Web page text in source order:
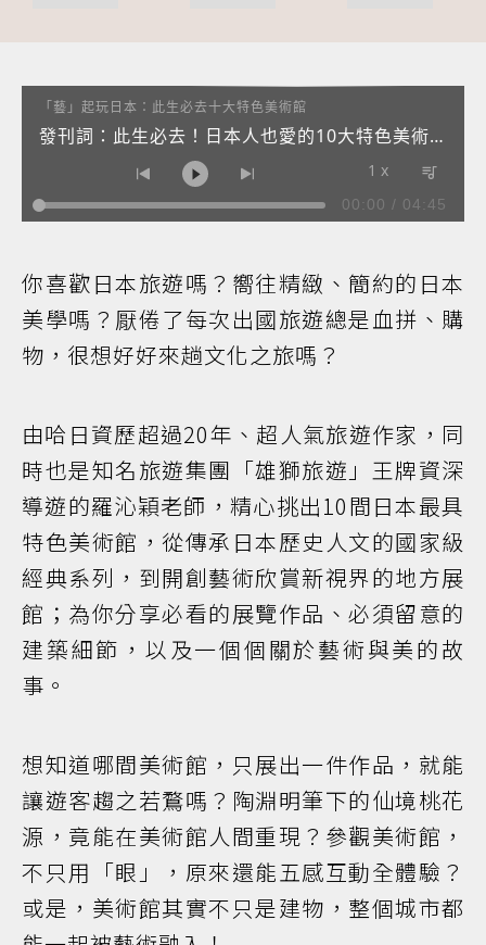
「藝」起玩日本：此生必去十大特色美術館
發刊詞：此生必去！日本人也愛的10大特色美術
1 x
00:00 / 04:45
你喜歡日本旅遊嗎？嚮往精緻、簡約的日本
美學嗎？厭倦了每次出國旅遊總是血拼、購
物，很想好好來趟文化之旅嗎？
由哈日資歷超過20年、超人氣旅遊作家，同
時也是知名旅遊集團「雄獅旅遊」王牌資深
導遊的羅沁穎老師，精心挑出10間日本最具
特色美術館，從傳承日本歷史人文的國家級
經典系列，到開創藝術欣賞新視界的地方展
館；為你分享必看的展覽作品、必須留意的
建築細節，以及一個個關於藝術與美的故
事。
想知道哪間美術館，只展出一件作品，就能
讓遊客趨之若鶩嗎？陶淵明筆下的仙境桃花
源，竟能在美術館人間重現？參觀美術館，
不只用「眼」，原來還能五感互動全體驗？
或是，美術館其實不只是建物，整個城市都